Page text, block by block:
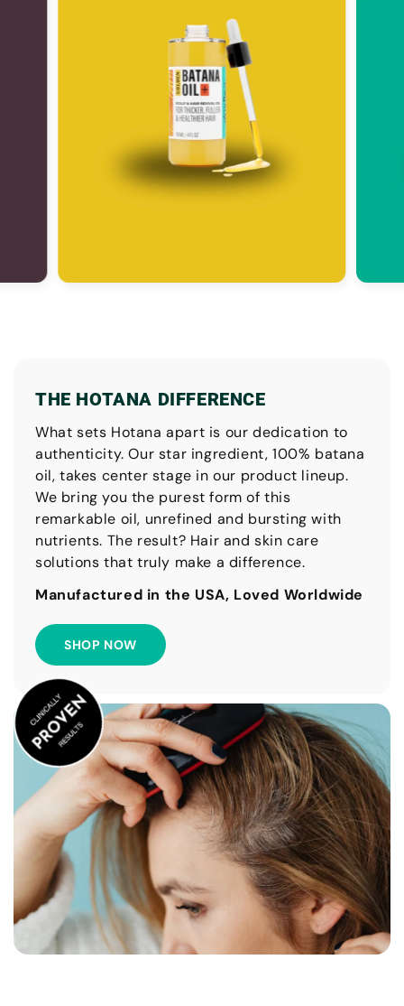
THE HOTANA DIFFERENCE
What sets Hotana apart is our dedication to
authenticity. Our star ingredient, 100% batana
oil, takes center stage in our product lineup.
We bring you the purest form of this
remarkable oil, unrefined and bursting with
nutrients. The result? Hair and skin care
solutions that truly make a difference.
Manufactured in the USA, Loved Worldwide
SHOP NOW